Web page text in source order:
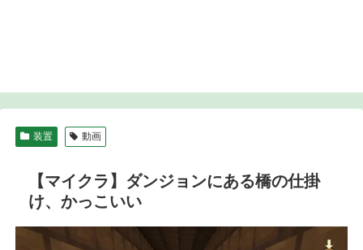
装置 動画
【マイクラ】ダンジョンにある橋の仕掛
け、かっこいい